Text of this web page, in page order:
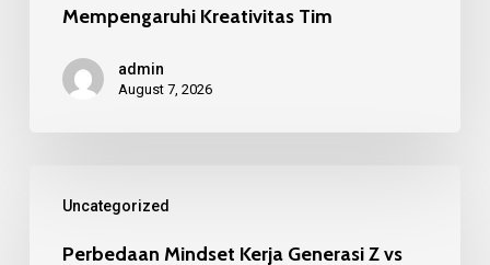
Mempengaruhi Kreativitas Tim
admin
August 7, 2026
Uncategorized
Mindset
KerjaPerbedaan Mindset Kerja Generasi Z vs